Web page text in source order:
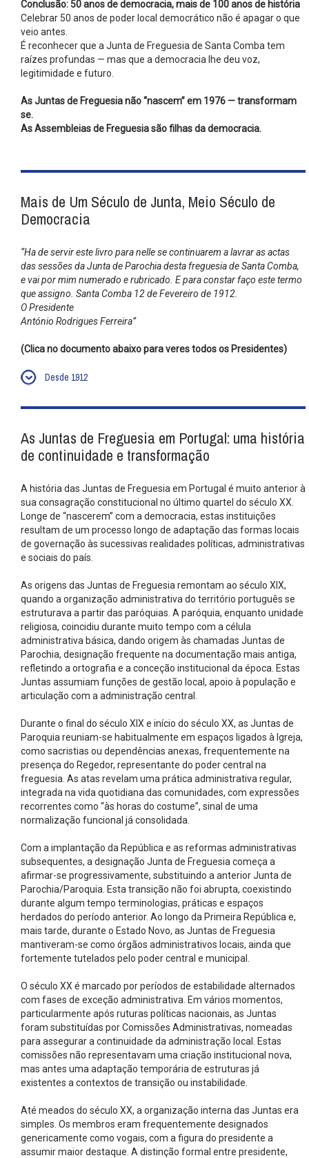
Conclusão: 50 anos de democracia, mais de 100 anos de história
Celebrar 50 anos de poder local democrático não é apagar o que
veio antes.
É reconhecer que a Junta de Freguesia de Santa Comba tem
raízes profundas — mas que a democracia lhe deu voz,
legitimidade e futuro.
As Juntas de Freguesia não “nascem” em 1976 — transformam
se.
As Assembleias de Freguesia são filhas da democracia.
Mais de Um Século de Junta, Meio Século de
Democracia
“Ha de servir este livro para nelle se continuarem a lavrar as actas
das sessões da Junta de Parochia desta freguesia de Santa Comba,
e vai por mim numerado e rubricado. E para constar faço este termo
que assigno. Santa Comba 12 de Fevereiro de 1912.
O Presidente
António Rodrigues Ferreira”
(Clica no documento abaixo para veres todos os Presidentes)
Desde 1912
As Juntas de Freguesia em Portugal: uma história
de continuidade e transformação
A história das Juntas de Freguesia em Portugal é muito anterior à
sua consagração constitucional no último quartel do século XX.
Longe de “nascerem” com a democracia, estas instituições
resultam de um processo longo de adaptação das formas locais
de governação às sucessivas realidades políticas, administrativas
e sociais do país.
As origens das Juntas de Freguesia remontam ao século XIX,
quando a organização administrativa do território português se
estruturava a partir das paróquias. A paróquia, enquanto unidade
religiosa, coincidiu durante muito tempo com a célula
administrativa básica, dando origem às chamadas Juntas de
Parochia, designação frequente na documentação mais antiga,
refletindo a ortografia e a conceção institucional da época. Estas
Juntas assumiam funções de gestão local, apoio à população e
articulação com a administração central.
Durante o final do século XIX e início do século XX, as Juntas de
Paroquia reuniam-se habitualmente em espaços ligados à Igreja,
como sacristias ou dependências anexas, frequentemente na
presença do Regedor, representante do poder central na
freguesia. As atas revelam uma prática administrativa regular,
integrada na vida quotidiana das comunidades, com expressões
recorrentes como “às horas do costume”, sinal de uma
normalização funcional já consolidada.
Com a implantação da República e as reformas administrativas
subsequentes, a designação Junta de Freguesia começa a
afirmar-se progressivamente, substituindo a anterior Junta de
Parochia/Paroquia. Esta transição não foi abrupta, coexistindo
durante algum tempo terminologias, práticas e espaços
herdados do período anterior. Ao longo da Primeira República e,
mais tarde, durante o Estado Novo, as Juntas de Freguesia
mantiveram-se como órgãos administrativos locais, ainda que
fortemente tutelados pelo poder central e municipal.
O século XX é marcado por períodos de estabilidade alternados
com fases de exceção administrativa. Em vários momentos,
particularmente após ruturas políticas nacionais, as Juntas
foram substituídas por Comissões Administrativas, nomeadas
para assegurar a continuidade da administração local. Estas
comissões não representavam uma criação institucional nova,
mas antes uma adaptação temporária de estruturas já
existentes a contextos de transição ou instabilidade.
Até meados do século XX, a organização interna das Juntas era
simples. Os membros eram frequentemente designados
genericamente como vogais, com a figura do presidente a
assumir maior destaque. A distinção formal entre presidente,